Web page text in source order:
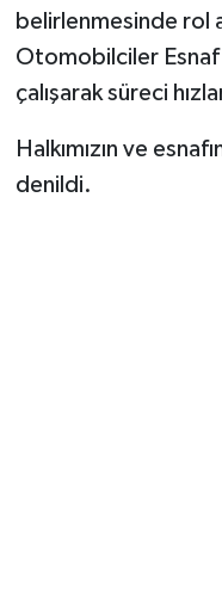
belirlenmesinde rol
Otomobilciler Esnaf
çalışarak süreci
Halkımızın ve
denildi.